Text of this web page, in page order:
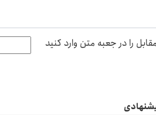
را در جعبه متن وارد کنید